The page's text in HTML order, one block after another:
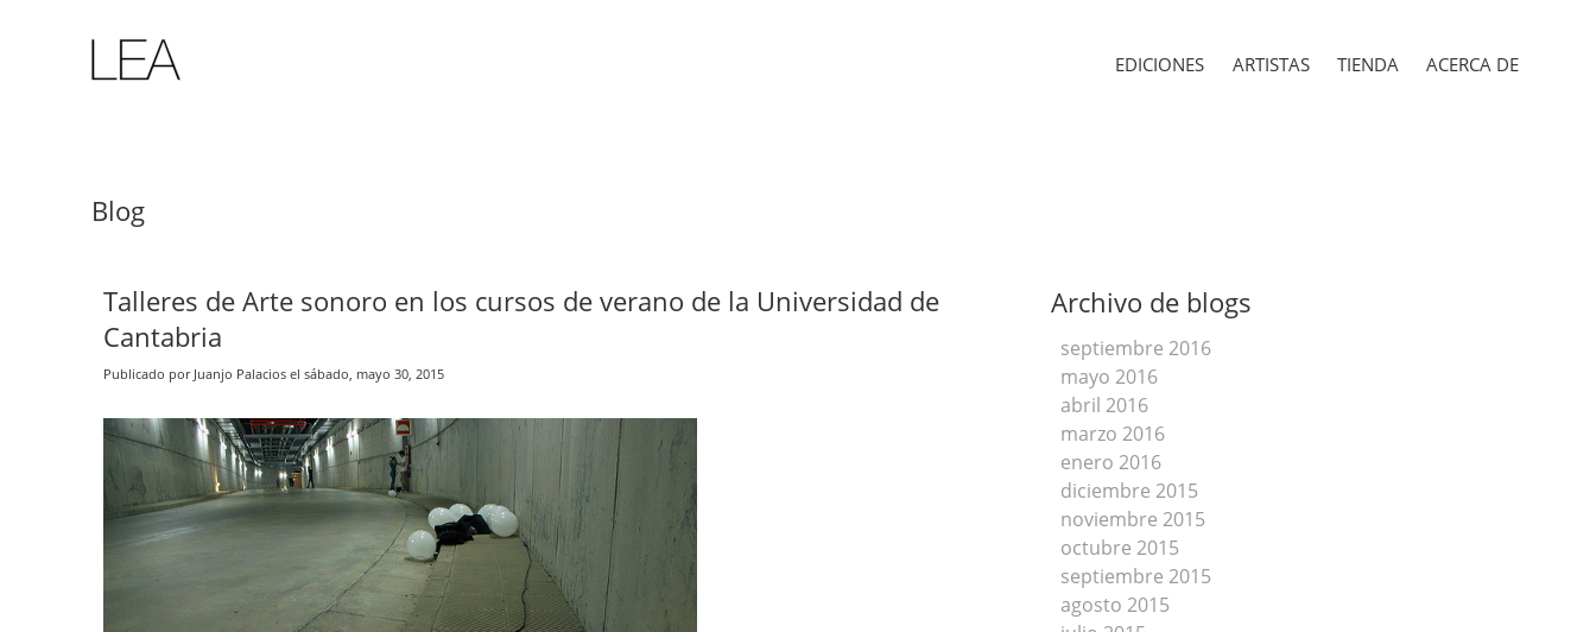
EDICIONES ARTISTAS TIENDA ACERCA DE
Blog
Talleres de Arte sonoro en los cursos de verano de la Universidad de
Cantabria
Publicado por Juanjo Palacios el sábado, mayo 30, 2015
Archivo de blogs
septiembre 2016
mayo 2016
abril 2016
marzo 2016
enero 2016
diciembre 2015
noviembre 2015
octubre 2015
septiembre 2015
agosto 2015